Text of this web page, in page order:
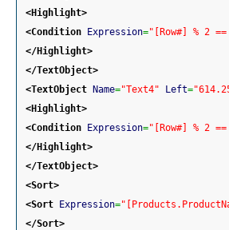
<Highlight>
<Condition Expression="[Row#] % 2
</Highlight>
</TextObject>
<TextObject Name="Text4" Left=
<Highlight>
<Condition Expression="[Row#] % 2
</Highlight>
</TextObject>
<Sort>
<Sort Expression=
</Sort>